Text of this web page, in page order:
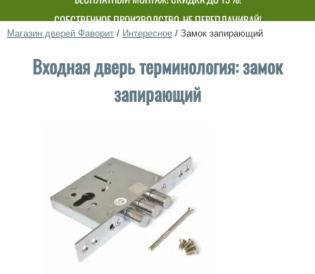
СОБСТВЕННОЕ ПРОИЗВОДСТВО-НЕ ПЕРЕПЛАЧИВАЙ!
Магазин дверей Фаворит / Интересное / Замок запирающий
Входная дверь терминология: замок
запирающий